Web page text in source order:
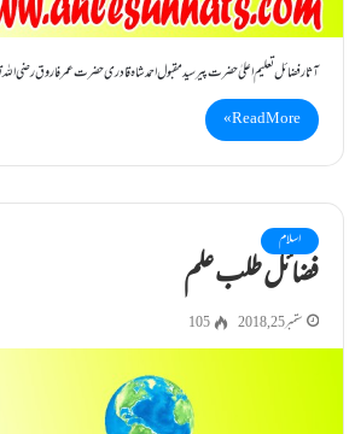
آثار فضائل تعلیم اعلیٰ حضرت پیرسیدمقبول احمدشاہ قادری حضرت عمر فاروق رضی
Read More »
اسلام
فضائل طلب علم
ستمبر 25, 2018 105